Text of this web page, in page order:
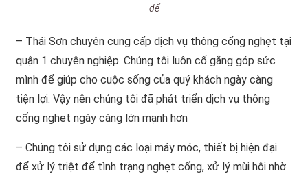
để
– Thái Sơn chuyên cung cấp dịch vụ thông cống nghẹt tại
quận 1 chuyên nghiệp. Chúng tôi luôn cố gắng góp sức
mình để giúp cho cuộc sống của quý khách ngày càng
tiện lợi. Vậy nên chúng tôi đã phát triển dịch vụ thông
cống nghẹt ngày càng lớn mạnh hơn
– Chúng tôi sử dụng các loại máy móc, thiết bị hiện đại
để xử lý triệt để tình trạng nghẹt cống, xử lý mùi hôi nhờ